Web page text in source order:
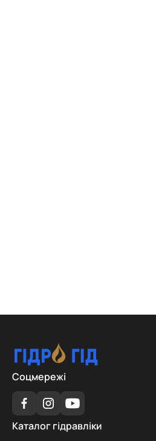
Соцмережі
Каталог
Каталог гідравліки